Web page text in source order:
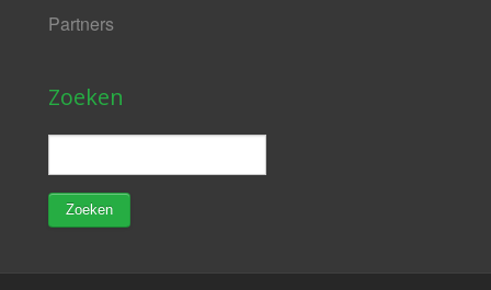
Partners
Zoeken